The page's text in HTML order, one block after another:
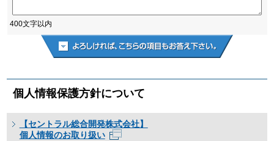
400文字以内
個人情報保護方針について
【セントラル総合開発株式会社】
個人情報のお取り扱い